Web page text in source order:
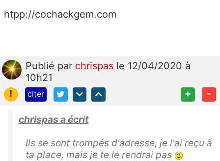
htpp://cochackgem.com
Publié par chrispas le 12/04/2020 à
10h21
!
citer + -
chrispas a écrit
Ils se sont trompés d'adresse, je l'ai reçu à
ta place, mais je te le rendrai pas